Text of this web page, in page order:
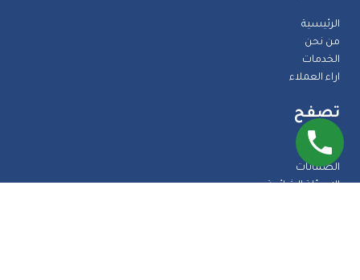
الرئيسية
من نحن
الخدمات
اراء العملاء
تصفح
المدونة
الضمانات
الاسئلة الشائعة